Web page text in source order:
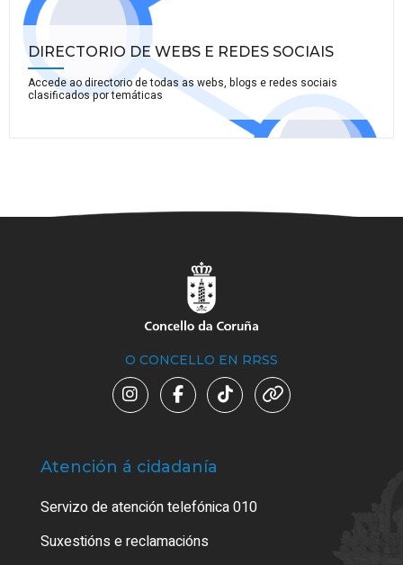
DIRECTORIO DE WEBS E REDES SOCIAIS
Accede ao directorio de todas as webs, blogs e redes sociais
clasificados por temáticas
O CONCELLO EN RRSS
Atención á cidadanía
Servizo de atención telefónica 010
Suxestións e reclamacións